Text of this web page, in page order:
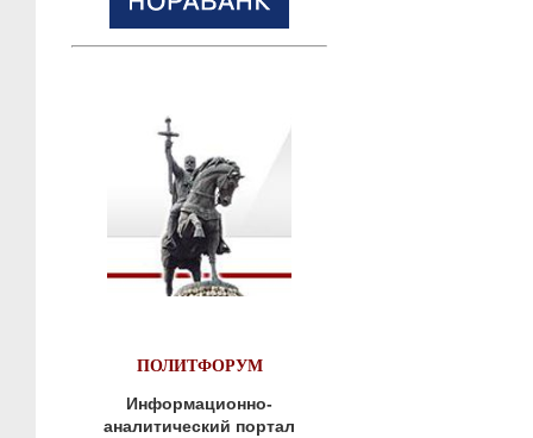
ПОЛИТФОРУМ
Информационно-
аналитический портал